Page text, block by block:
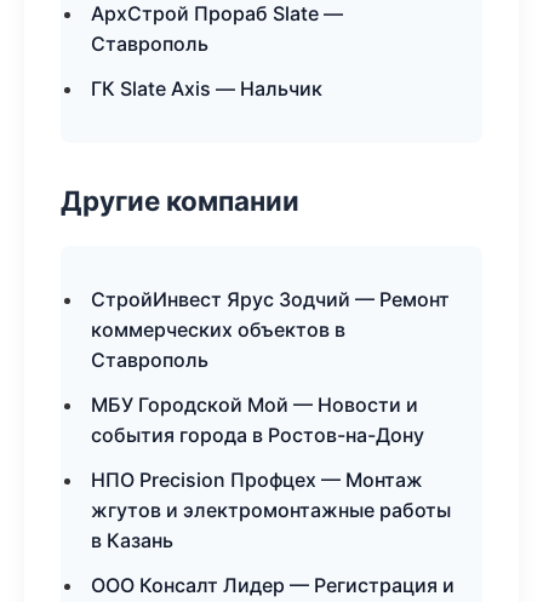
АрхСтрой Прораб Slate —
Ставрополь
ГК Slate Axis — Нальчик
Другие компании
СтройИнвест Ярус Зодчий — Ремонт
коммерческих объектов в
Ставрополь
МБУ Городской Мой — Новости и
события города в Ростов-на-Дону
НПО Precision Профцех — Монтаж
жгутов и электромонтажные работы
в Казань
ООО Консалт Лидер — Регистрация и